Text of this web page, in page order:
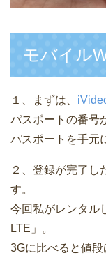
モバイル
１、まずは、
パスポートの番号
パスポートを手元
２、登録が完了し
す。
今回私がレンタル
LTE」。
3Gに比べると値